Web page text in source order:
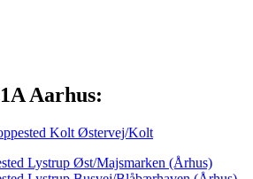
Aarhus:
Kolt Østervej/Kolt
Lystrup Øst/Majsmarken (Århus)